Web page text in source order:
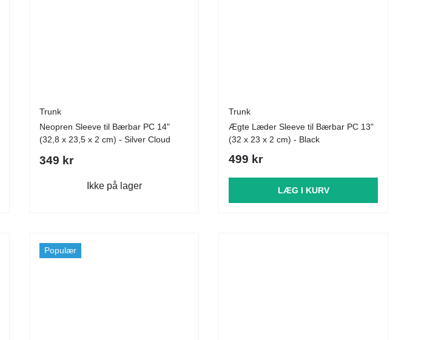
Trunk
Neopren Sleeve til Bærbar PC 14"
(32,8 x 23,5 x 2 cm) - Silver Cloud
349 kr
Ikke på lager
Trunk
Ægte Læder Sleeve til Bærbar PC 13"
(32 x 23 x 2 cm) - Black
499 kr
LÆG I KURV
Populær